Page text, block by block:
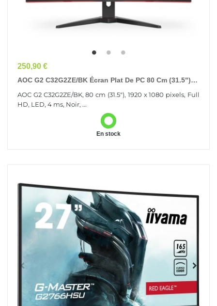
Prix
250,90 €
AOC G2 C32G2ZE/BK Écran Plat De PC 80 Cm (31.5")
AOC G2 C32G2ZE/BK, 80 cm (31.5"), 1920 x 1080 pixels, Full
HD, LED, 4 ms, Noir, ...
En stock